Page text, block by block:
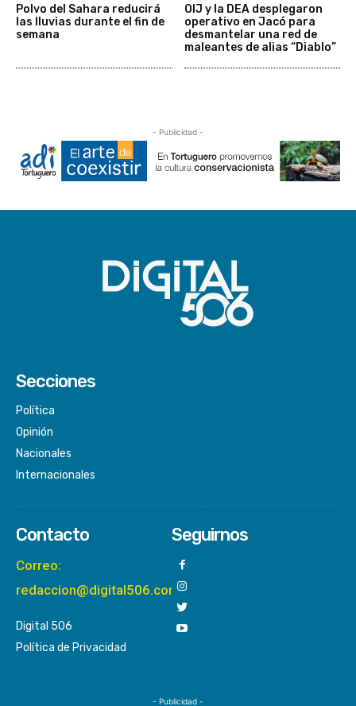
Polvo del Sahara reducirá
las lluvias durante el fin de
semana
OIJ y la DEA desplegaron
operativo en Jacó para
desmantelar una red de
maleantes de alias “Diablo”
- Publicidad -
Secciones
Política
Opinión
Nacionales
Internacionales
Contacto
Correo:
redaccion@digital506.com
Digital 506
Política de Privacidad
Seguirnos
- Publicidad -